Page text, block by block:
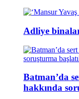
Adliye
Batman’da
hakkında